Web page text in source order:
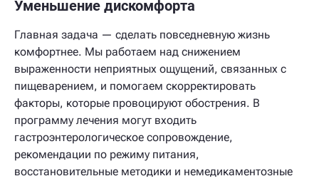
Уменьшение дискомфорта
Главная задача — сделать повседневную жизнь
комфортнее. Мы работаем над снижением
выраженности неприятных ощущений, связанных с
пищеварением, и помогаем скорректировать
факторы, которые провоцируют обострения. В
программу лечения могут входить
гастроэнтерологическое сопровождение,
рекомендации по режиму питания,
восстановительные методики и немедикаментозные